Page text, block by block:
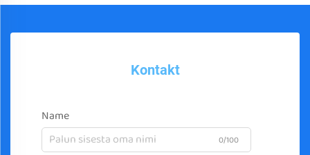
Kontakt
Name
0/100